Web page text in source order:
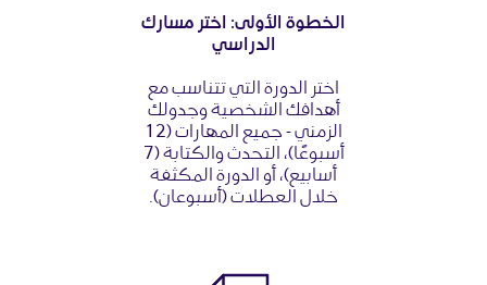
الخطوة الأولى: اختر مسارك
الدراسي
اختر الدورة التي تتناسب مع
أهدافك الشخصية وجدولك
الزمني - جميع المهارات (12
أسبوعًا)، التحدث والكتابة (7
أسابيع)، أو الدورة المكثفة
خلال العطلات (أسبوعان).